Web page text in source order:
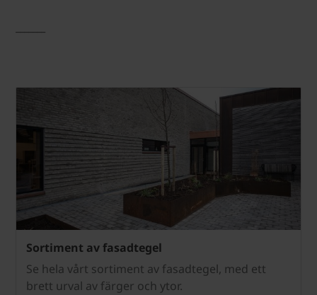
Sortiment av fasadtegel
Se hela vårt sortiment av fasadtegel, med ett
brett urval av färger och ytor.